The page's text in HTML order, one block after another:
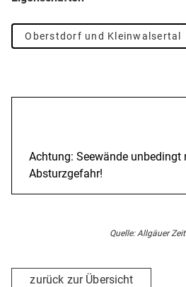
Oberstdorf und Kleinwalsertal
Achtung: Seewände unbedingt
Absturzgefahr!
Quelle: Allgäuer
zurück zur Übersicht